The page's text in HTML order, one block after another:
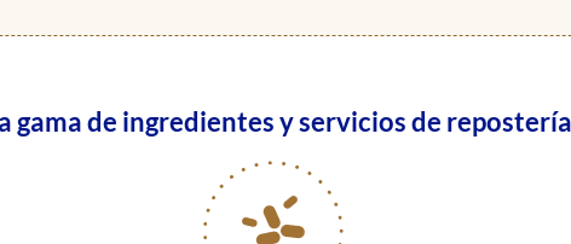
gama de ingredientes y servicios de